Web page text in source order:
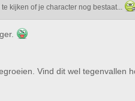
kijken of je character nog bestaat...
Vind dit wel tegenvallen